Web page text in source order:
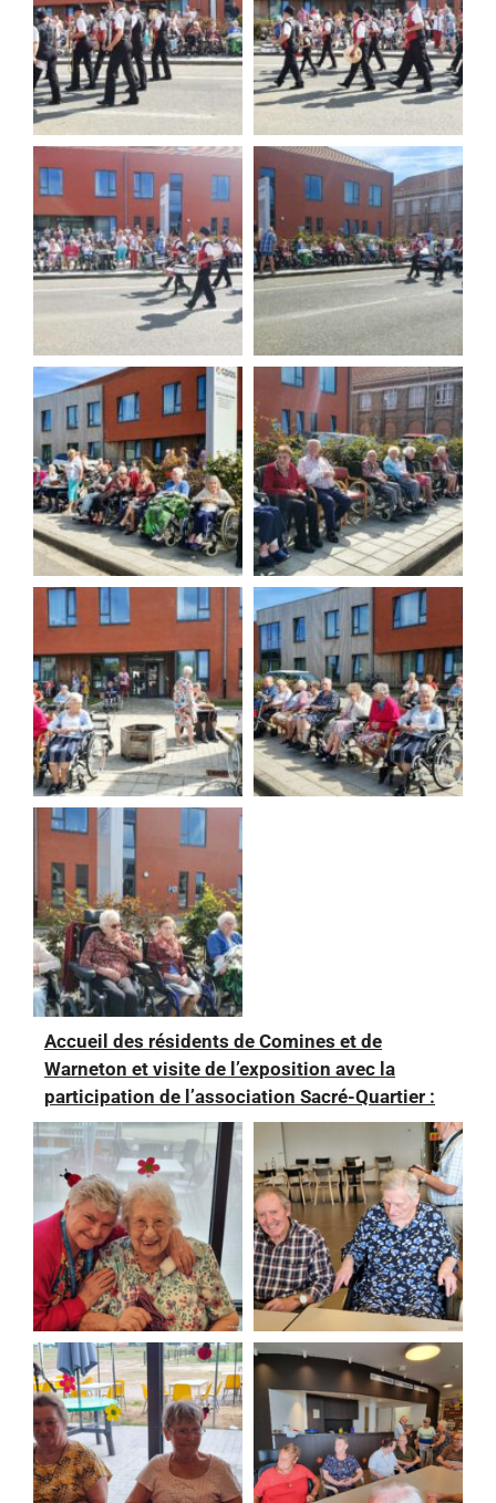
Accueil des résidents de Comines et de
Warneton et visite de l’exposition avec la
participation de l’association Sacré-Quartier :